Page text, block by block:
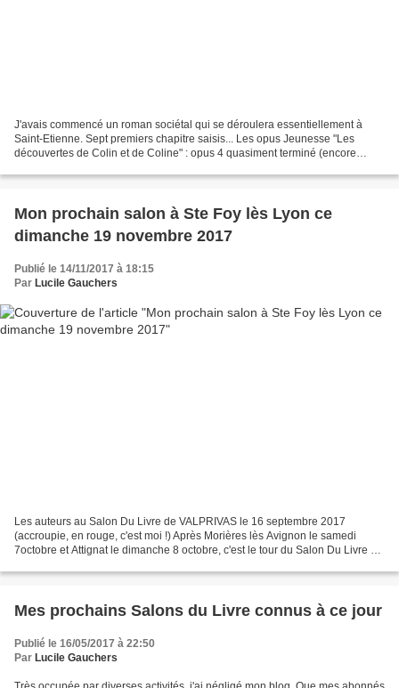
J'avais commencé un roman sociétal qui se déroulera essentiellement à
Saint-Etienne. Sept premiers chapitre saisis... Les opus Jeunesse "Les
découvertes de Colin et de Coline" : opus 4 quasiment terminé (encore
Mon prochain salon à Ste Foy lès Lyon ce
dimanche 19 novembre 2017
Publié le 14/11/2017 à 18:15
Par Lucile Gauchers
Les auteurs au Salon Du Livre de VALPRIVAS le 16 septembre 2017
(accroupie, en rouge, c'est moi !) Après Morières lès Avignon le samedi
7octobre et Attignat le dimanche 8 octobre, c'est le tour du Salon Du Livre de
Mes prochains Salons du Livre connus à ce jour
Publié le 16/05/2017 à 22:50
Par Lucile Gauchers